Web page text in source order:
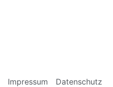
Impressum
Datenschutz